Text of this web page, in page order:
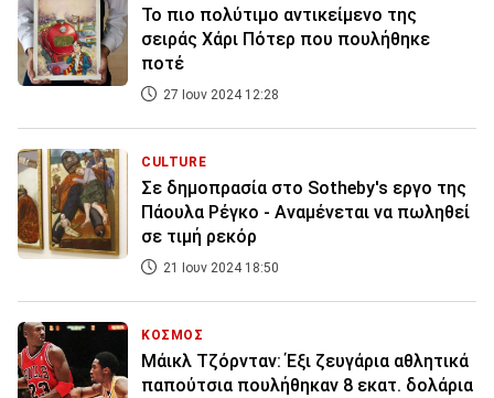
Το πιο πολύτιμο αντικείμενο της
σειράς Χάρι Πότερ που πουλήθηκε
ποτέ
27 Ιουν 2024 12:28
CULTURE
Σε δημοπρασία στο Sotheby's εργο της
Πάουλα Ρέγκο - Αναμένεται να πωληθεί
σε τιμή ρεκόρ
21 Ιουν 2024 18:50
ΚΟΣΜΟΣ
Μάικλ Τζόρνταν: Έξι ζευγάρια αθλητικά
παπούτσια πουλήθηκαν 8 εκατ. δολάρια